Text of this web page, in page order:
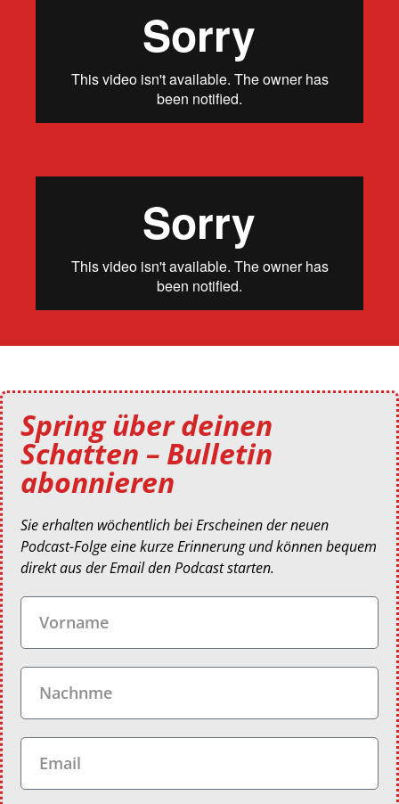
Spring über deinen
Schatten – Bulletin
abonnieren
Sie erhalten wöchentlich bei Erscheinen der neuen
Podcast-Folge eine kurze Erinnerung und können bequem
direkt aus der Email den Podcast starten.